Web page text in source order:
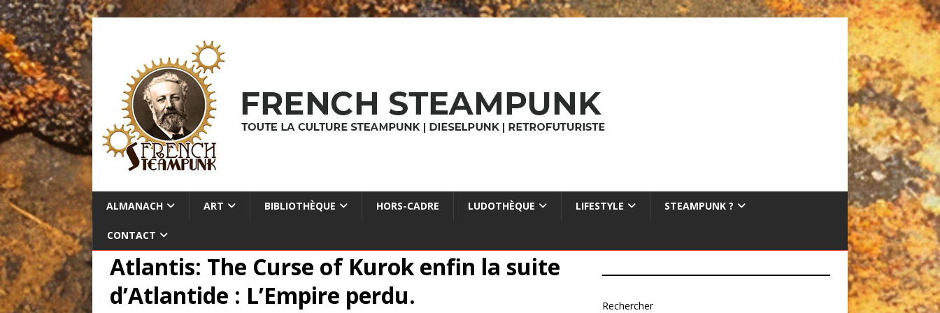
ALMANACH ART BIBLIOTHÈQUE HORS-CADRE LUDOTHÈQUE LIFESTYLE STEAMPUNK ?
CONTACT
Atlantis: The Curse of Kurok enfin la suite
d’Atlantide : L’Empire perdu.
Rechercher